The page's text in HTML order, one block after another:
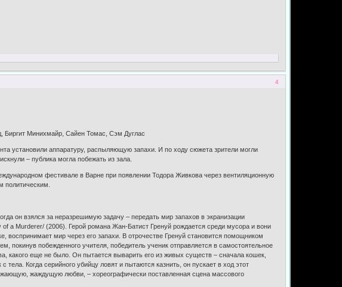
4
Минихмайр, Сайен Томас, Сэм Дуглас
установили аппаратуру, распыляющую запахи. И по ходу сюжета зрители могли
– публика могла побежать из зала.
фестивале в Варне при появлении Тодора Живкова через вентиляционную
политическим.
он взялся за неразрешимую задачу – передать мир запахов в экранизации
a Murderer/ (2006). Герой романа Жан-Батист Гренуй рождается среди мусора и вони
воспринимает мир через его запахи. В отрочестве Гренуй становится помощником
покинув побежденного учителя, победитель ученик отправляется в самостоятельное
какого еще не было. Он пытается выварить его из живых существ – сначала кошек,
Когда серийного убийцу ловят и пытаются казнить, он пускает в ход этот
жаждущую любви, – хореографически поставленная сцена массового